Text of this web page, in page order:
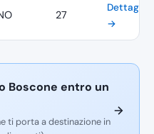
27
Dettagli
→
Boscone entro un
ti porta a destinazione in